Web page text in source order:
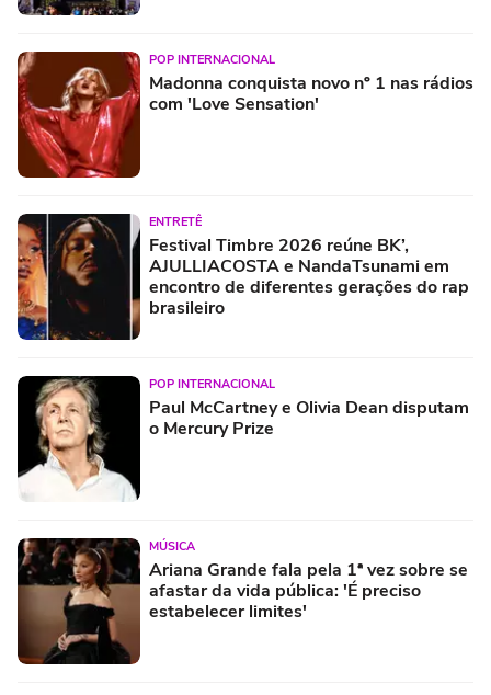
POP INTERNACIONAL
Madonna conquista novo nº 1 nas rádios
com 'Love Sensation'
ENTRETÊ
Festival Timbre 2026 reúne BK’,
AJULLIACOSTA e NandaTsunami em
encontro de diferentes gerações do rap
brasileiro
POP INTERNACIONAL
Paul McCartney e Olivia Dean disputam
o Mercury Prize
MÚSICA
Ariana Grande fala pela 1ª vez sobre se
afastar da vida pública: 'É preciso
estabelecer limites'